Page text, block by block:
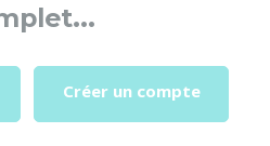
Créer un compte